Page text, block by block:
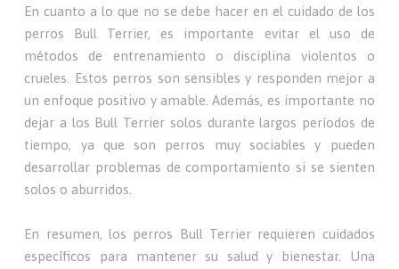
En cuanto a lo que no se debe hacer en el cuidado de los
perros Bull Terrier, es importante evitar el uso de
métodos de entrenamiento o disciplina violentos o
crueles. Estos perros son sensibles y responden mejor a
un enfoque positivo y amable. Además, es importante no
dejar a los Bull Terrier solos durante largos períodos de
tiempo, ya que son perros muy sociables y pueden
desarrollar problemas de comportamiento si se sienten
solos o aburridos.
En resumen, los perros Bull Terrier requieren cuidados
específicos para mantener su salud y bienestar. Una